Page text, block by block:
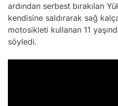
ardından serbest bırakılan
kendisine saldırarak sağ
motosikleti kullanan 11
söyledi.